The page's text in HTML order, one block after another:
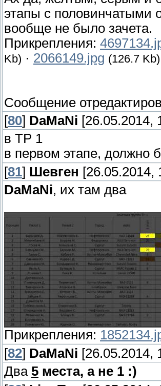
этапы с половинчатыми
вообще не было зачета.
Прикрепления:
Kb) · 2066149.jpg (126.7 Kb)
Сообщение
[80] DaMaNi [26.05.2014,
в ТР 1
в первом этапе, должно
[81] Шевген [26.05.2014,
DaMaNi, их там два
Прикрепления:
[82] DaMaNi [26.05.2014,
Два 5 места, а не 1 :)